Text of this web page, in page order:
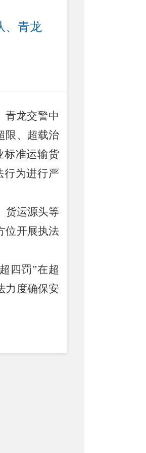
、青龙
青龙交警中
限、超载治
标准运输货
行为进行严
货运源头等
位开展执法
四罚”在超
力度确保安